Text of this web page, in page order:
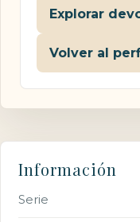
Explorar
Volver al
Información
Serie